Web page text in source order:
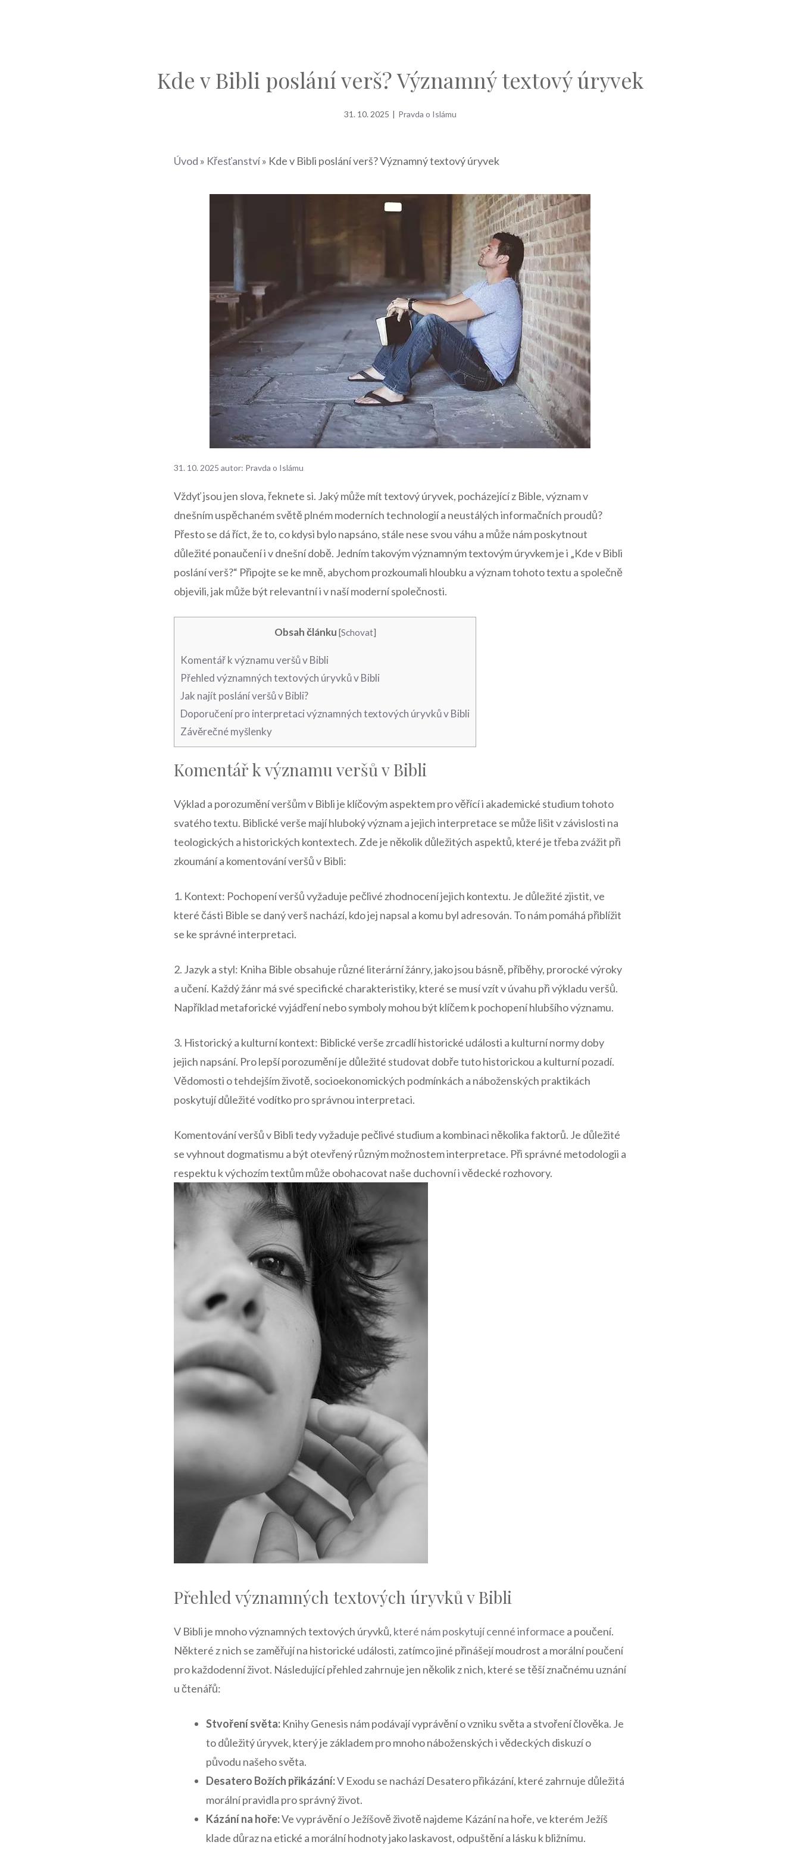
Kde v Bibli poslání verš? Významný textový úryvek
31. 10. 2025 | Pravda o Islámu
Úvod » Křesťanství» Kde v Bibli poslání verš? Významný textový úryvek
31. 10. 2025 autor: Pravda o Islámu
Vždyť jsou jen slova, řeknete si. Jaký může mít textový úryvek, pocházející z Bible, význam v
dnešním uspěchaném světě plném moderních technologií a neustálých informačních proudů?
Přesto se dá říct, že to, co kdysi bylo napsáno, stále nese svou váhu a může nám poskytnout
důležité ponaučení i v dnešní době. Jedním takovým významným textovým úryvkem je i „Kde v Bibli
poslání verš?“ Připojte se ke mně, abychom prozkoumali hloubku a význam tohoto textu a společně
objevili, jak může být relevantní i v naší moderní společnosti.
Obsah článku [Schovat]
Komentář k významu veršů v Bibli
Přehled významných textových úryvků v Bibli
Jak najít poslání veršů v Bibli?
Doporučení pro interpretaci významných textových úryvků v Bibli
Závěrečné myšlenky
Komentář k významu veršů v Bibli
Výklad a porozumění veršům v Bibli je klíčovým aspektem pro věřící i akademické studium tohoto
svatého textu. Biblické verše mají hluboký význam a jejich interpretace se může lišit v závislosti na
teologických a historických kontextech. Zde je několik důležitých aspektů, které je třeba zvážit při
zkoumání a komentování veršů v Bibli:
1. Kontext: Pochopení veršů vyžaduje pečlivé zhodnocení jejich kontextu. Je důležité zjistit, ve
které části Bible se daný verš nachází, kdo jej napsal a komu byl adresován. To nám pomáhá přiblížit
se ke správné interpretaci.
2. Jazyk a styl: Kniha Bible obsahuje různé literární žánry, jako jsou básně, příběhy, prorocké výroky
a učení. Každý žánr má své specifické charakteristiky, které se musí vzít v úvahu při výkladu veršů.
Například metaforické vyjádření nebo symboly mohou být klíčem k pochopení hlubšího významu.
3. Historický a kulturní kontext: Biblické verše zrcadlí historické události a kulturní normy doby
jejich napsání. Pro lepší porozumění je důležité studovat dobře tuto historickou a kulturní pozadí.
Vědomosti o tehdejším životě, socioekonomických podmínkách a náboženských praktikách
poskytují důležité vodítko pro správnou interpretaci.
Komentování veršů v Bibli tedy vyžaduje pečlivé studium a kombinaci několika faktorů. Je důležité
se vyhnout dogmatismu a být otevřený různým možnostem interpretace. Při správné metodologii a
respektu k výchozím textům může obohacovat naše duchovní i vědecké rozhovory.
Přehled významných textových úryvků v Bibli
V Bibli je mnoho významných textových úryvků, které nám poskytují cenné informace a poučení.
Některé z nich se zaměřují na historické události, zatímco jiné přinášejí moudrost a morální poučení
pro každodenní život. Následující přehled zahrnuje jen několik z nich, které se těší značnému uznání
u čtenářů:
Stvoření světa: Knihy Genesis nám podávají vyprávění o vzniku světa a stvoření člověka. Je
to důležitý úryvek, který je základem pro mnoho náboženských i vědeckých diskuzí o
původu našeho světa.
Desatero Božích přikázání:V Exodu se nachází Desatero přikázání, které zahrnuje důležitá
morální pravidla pro správný život.
Kázání na hoře:Ve vyprávění o Ježíšově životě najdeme Kázání na hoře, ve kterém Ježíš
klade důraz na etické a morální hodnoty jako laskavost, odpuštění a lásku k bližnímu.